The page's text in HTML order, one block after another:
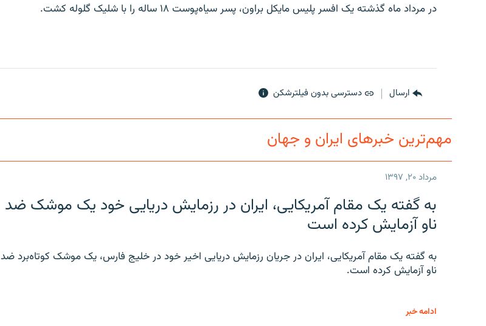
در مرداد ماه گذشته يک افسر پليس مايکل براون، پسر سياه‌پوست ۱۸ ساله را با شليک گلوله کشت.
ارسال دسترسی بدون فیلترشکن
مهم‌ترین خبرهای ایران و جهان
مرداد ۲۰, ۱۳۹۷
به گفته یک مقام آمریکایی، ایران در رزمایش دریایی خود یک موشک ضد
ناو آزمایش کرده است
به گفته یک مقام آمریکایی، ایران در جریان رزمایش دریایی اخیر خود در خلیج فارس، یک موشک کوتاه‌برد ضد
ناو آزمایش کرده است.
ادامه خبر